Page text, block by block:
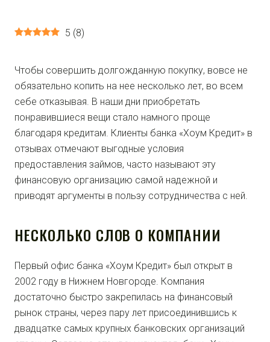
5 (8)
Чтобы совершить долгожданную покупку, вовсе не
обязательно копить на нее несколько лет, во всем
себе отказывая. В наши дни приобретать
понравившиеся вещи стало намного проще
благодаря кредитам. Клиенты банка «Хоум Кредит» в
отзывах отмечают выгодные условия
предоставления займов, часто называют эту
финансовую организацию самой надежной и
приводят аргументы в пользу сотрудничества с ней.
НЕСКОЛЬКО СЛОВ О КОМПАНИИ
Первый офис банка «Хоум Кредит» был открыт в
2002 году в Нижнем Новгороде. Компания
достаточно быстро закрепилась на финансовый
рынок страны, через пару лет присоединившись к
двадцатке самых крупных банковских организаций